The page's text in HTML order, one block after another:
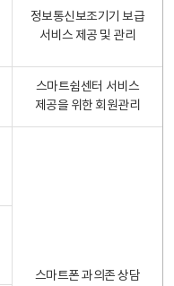
정보통신보조기기 보급
서비스 제공 및 관리
스마트쉼센터 서비스
제공을 위한 회원관리
스마트폰 과의존 상담